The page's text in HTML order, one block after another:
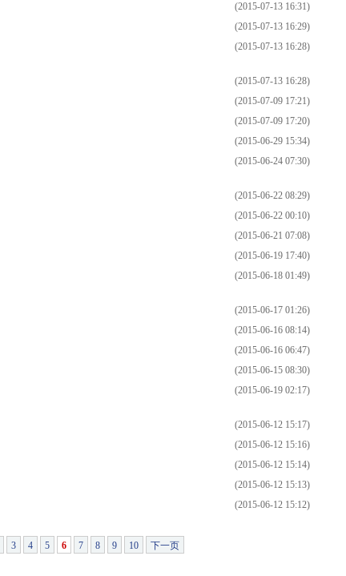
(2015-07-13 16:31)
(2015-07-13 16:29)
(2015-07-13 16:28)
(2015-07-13 16:28)
(2015-07-09 17:21)
(2015-07-09 17:20)
(2015-06-29 15:34)
(2015-06-24 07:30)
(2015-06-22 08:29)
(2015-06-22 00:10)
(2015-06-21 07:08)
(2015-06-19 17:40)
(2015-06-18 01:49)
(2015-06-17 01:26)
(2015-06-16 08:14)
(2015-06-16 06:47)
(2015-06-15 08:30)
(2015-06-19 02:17)
(2015-06-12 15:17)
(2015-06-12 15:16)
(2015-06-12 15:14)
(2015-06-12 15:13)
(2015-06-12 15:12)
3 4 5 6 7 8 9 10 下一页